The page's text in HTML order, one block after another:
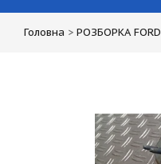
Головна > РОЗБОРКА FORD